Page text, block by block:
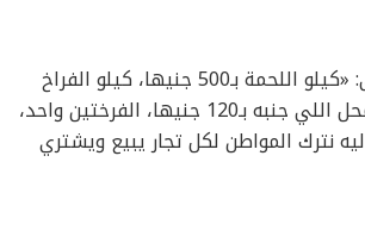
وأكمل أحمد موسى: «كيلو اللحمة بـ500 جنيها، كيلو الفراخ
بـ100 جنيه، في المحل اللي جنبه بـ120 جنيها، الفرختين واحد،
نترك المواطن لكل تجار يبيع ويشتري